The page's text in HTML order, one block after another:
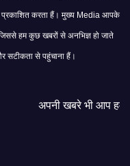
प्रकाशित करता हैं। मुख्य Media आपके
हम कुछ खबरों से अनभिज्ञ हो जाते
सटीकता से पहुंचाना हैं।
भी आप हमसे साझा कर सकते हैं।